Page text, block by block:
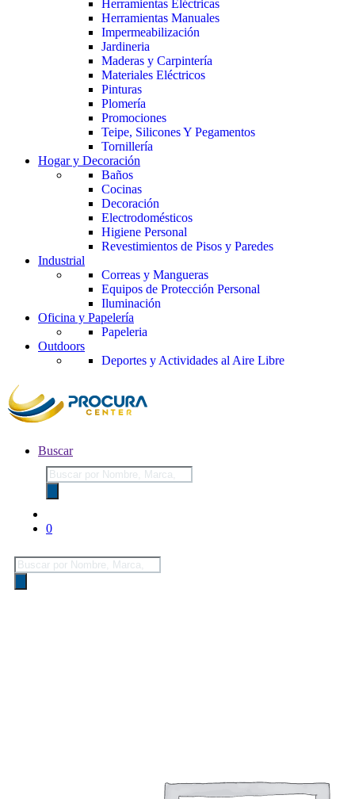
Herramientas Eléctricas
Herramientas Manuales
Impermeabilización
Jardineria
Maderas y Carpintería
Materiales Eléctricos
Pinturas
Plomería
Promociones
Teipe, Silicones Y Pegamentos
Tornillería
Hogar y Decoración
Baños
Cocinas
Decoración
Electrodomésticos
Higiene Personal
Revestimientos de Pisos y Paredes
Industrial
Correas y Mangueras
Equipos de Protección Personal
Iluminación
Oficina y Papelería
Papeleria
Outdoors
Deportes y Actividades al Aire Libre
Buscar
Búsqueda
de
productos
0
Búsqueda
de
productos